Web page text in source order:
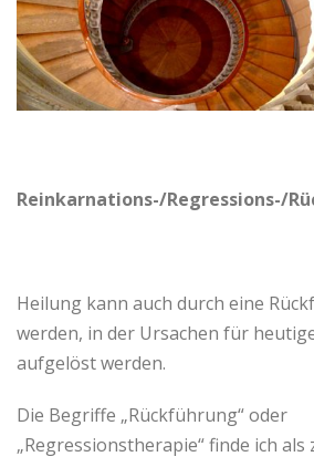
Reinkarnations-/Regressions-/
Heilung kann auch durch eine
werden, in der Ursachen für
aufgelöst werden.
Die Begriffe „Rückführung“ oder
„Regressionstherapie“ finde ich